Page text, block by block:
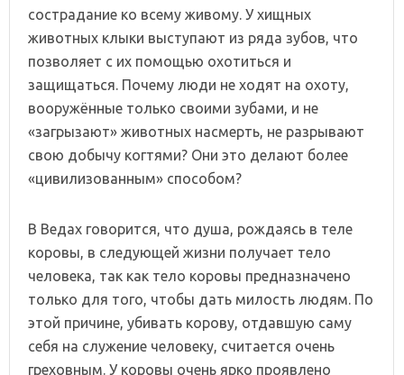
сострадание ко всему живому. У хищных
животных клыки выступают из ряда зубов, что
позволяет с их помощью охотиться и
защищаться. Почему люди не ходят на охоту,
вооружённые только своими зубами, и не
«загрызают» животных насмерть, не разрывают
свою добычу когтями? Они это делают более
«цивилизованным» способом?
В Ведах говорится, что душа, рождаясь в теле
коровы, в следующей жизни получает тело
человека, так как тело коровы предназначено
только для того, чтобы дать милость людям. По
этой причине, убивать корову, отдавшую саму
себя на служение человеку, считается очень
греховным. У коровы очень ярко проявлено